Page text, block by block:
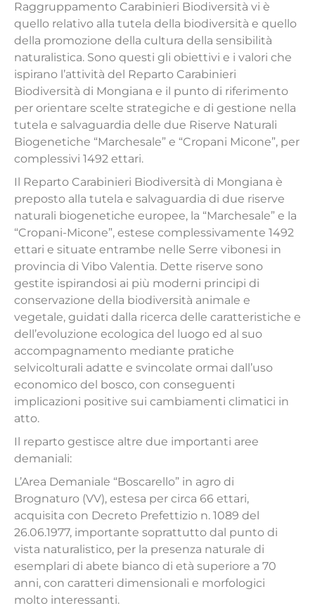
Raggruppamento Carabinieri Biodiversità vi è
quello relativo alla tutela della biodiversità e quello
della promozione della cultura della sensibilità
naturalistica. Sono questi gli obiettivi e i valori che
ispirano l’attività del Reparto Carabinieri
Biodiversità di Mongiana e il punto di riferimento
per orientare scelte strategiche e di gestione nella
tutela e salvaguardia delle due Riserve Naturali
Biogenetiche “Marchesale” e “Cropani Micone”, per
complessivi 1492 ettari.
Il Reparto Carabinieri Biodiversità di Mongiana è
preposto alla tutela e salvaguardia di due riserve
naturali biogenetiche europee, la “Marchesale” e la
“Cropani-Micone”, estese complessivamente 1492
ettari e situate entrambe nelle Serre vibonesi in
provincia di Vibo Valentia. Dette riserve sono
gestite ispirandosi ai più moderni principi di
conservazione della biodiversità animale e
vegetale, guidati dalla ricerca delle caratteristiche e
dell’evoluzione ecologica del luogo ed al suo
accompagnamento mediante pratiche
selvicolturali adatte e svincolate ormai dall’uso
economico del bosco, con conseguenti
implicazioni positive sui cambiamenti climatici in
atto.
Il reparto gestisce altre due importanti aree
demaniali:
L’Area Demaniale “Boscarello” in agro di
Brognaturo (VV), estesa per circa 66 ettari,
acquisita con Decreto Prefettizio n. 1089 del
26.06.1977, importante soprattutto dal punto di
vista naturalistico, per la presenza naturale di
esemplari di abete bianco di età superiore a 70
anni, con caratteri dimensionali e morfologici
molto interessanti.